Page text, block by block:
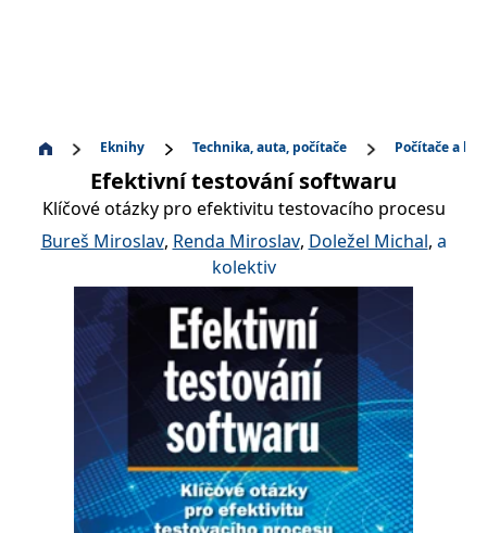
Eknihy Technika, auta, počítače Počítače a
Efektivní testování softwaru
Klíčové otázky pro efektivitu testovacího procesu
Bureš Miroslav, Renda Miroslav, Doležel Michal, a
kolektiv